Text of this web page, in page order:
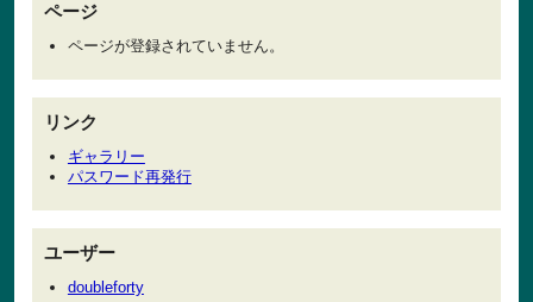
ページ
ページが登録されていません。
リンク
ギャラリー
パスワード再発行
ユーザー
doubleforty